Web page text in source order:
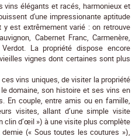
vins élégants et racés, harmonieux et
d'une impressionante aptitude
y est extrêmement varié : on retrouve
Cabernet Franc, Carmenère,
La propriété dispose encore
vignes dont certaines sont plus
vins uniques, de visiter la propriété
domaine, son histoire et ses vins en
En couple, entre amis ou en famille,
visites, allant d’une simple visite
clin d’œil ») à une visite plus complète
(« Sous toutes les coutures »),